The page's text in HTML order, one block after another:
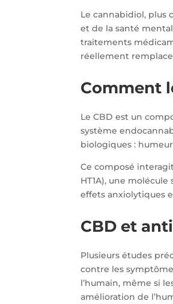
Le cannabidiol, plus
et de la santé
traitements
réellement
Comment
Le CBD est un
système
biologiques :
Ce composé
HT1A), une
effets anxiolytiques
CBD et
Plusieurs études
contre les
l’humain, même si
amélioration de